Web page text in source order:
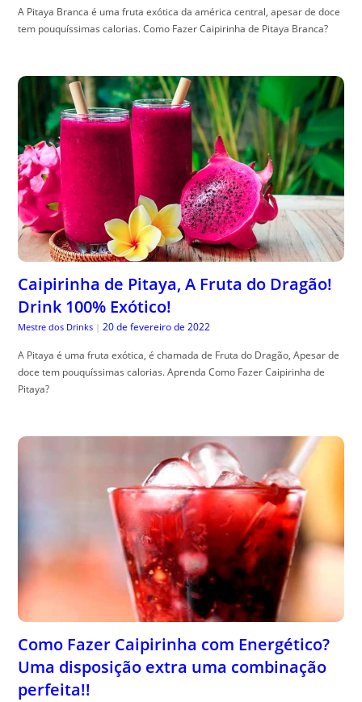
A Pitaya Branca é uma fruta exótica da américa central, apesar de doce
tem pouquíssimas calorias. Como Fazer Caipirinha de Pitaya Branca?
Caipirinha de Pitaya, A Fruta do Dragão!
Drink 100% Exótico!
Mestre dos Drinks | 20 de fevereiro de 2022
A Pitaya é uma fruta exótica, é chamada de Fruta do Dragão, Apesar de
doce tem pouquíssimas calorias. Aprenda Como Fazer Caipirinha de
Pitaya?
Como Fazer Caipirinha com Energético?
Uma disposição extra uma combinação
perfeita!!